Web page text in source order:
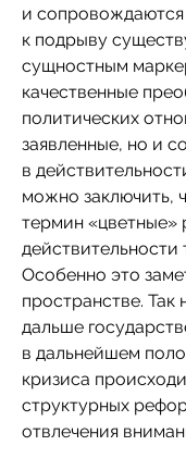
и
к подрыву
сущностным
качественные
политических
заявленные, но и
в
можно заключить,
термин «цветные»
действительности
Особенно это
пространстве.
дальше
в дальнейшем
кризиса
структурных
отвлечения